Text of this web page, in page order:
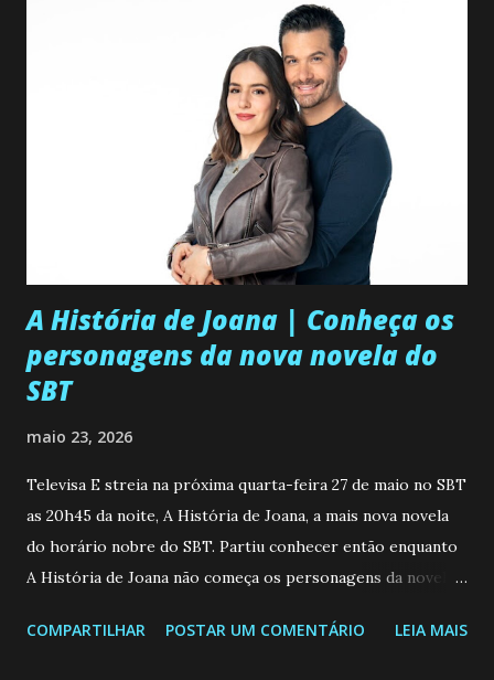
A História de Joana | Conheça os
personagens da nova novela do
SBT
maio 23, 2026
Televisa E streia na próxima quarta-feira 27 de maio no SBT
as 20h45 da noite, A História de Joana, a mais nova novela
do horário nobre do SBT. Partiu conhecer então enquanto
A História de Joana não começa os personagens da novela?
de 25/05/26 a 31/05/26 JOANA GUADALUPE (Camila
COMPARTILHAR POSTAR UM COMENTÁRIO LEIA MAIS